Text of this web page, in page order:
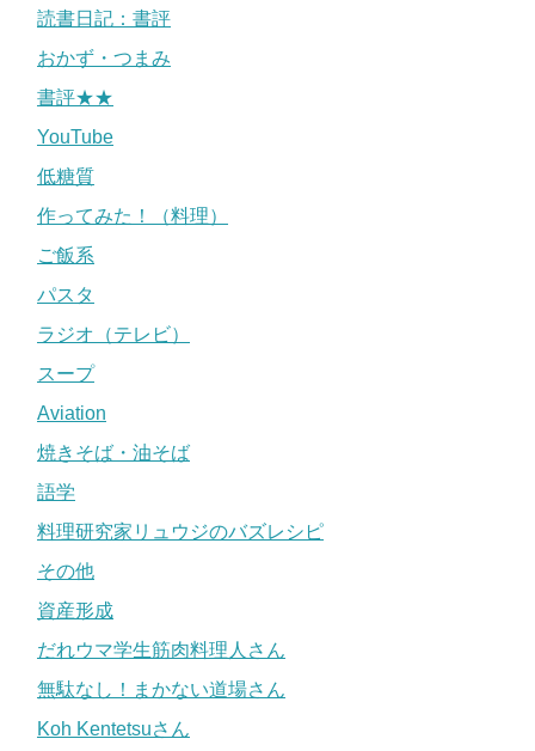
読書日記：書評
おかず・つまみ
書評★★
YouTube
低糖質
作ってみた！（料理）
ご飯系
パスタ
ラジオ（テレビ）
スープ
Aviation
焼きそば・油そば
語学
料理研究家リュウジのバズレシピ
その他
資産形成
だれウマ学生筋肉料理人さん
無駄なし！まかない道場さん
Koh Kentetsuさん